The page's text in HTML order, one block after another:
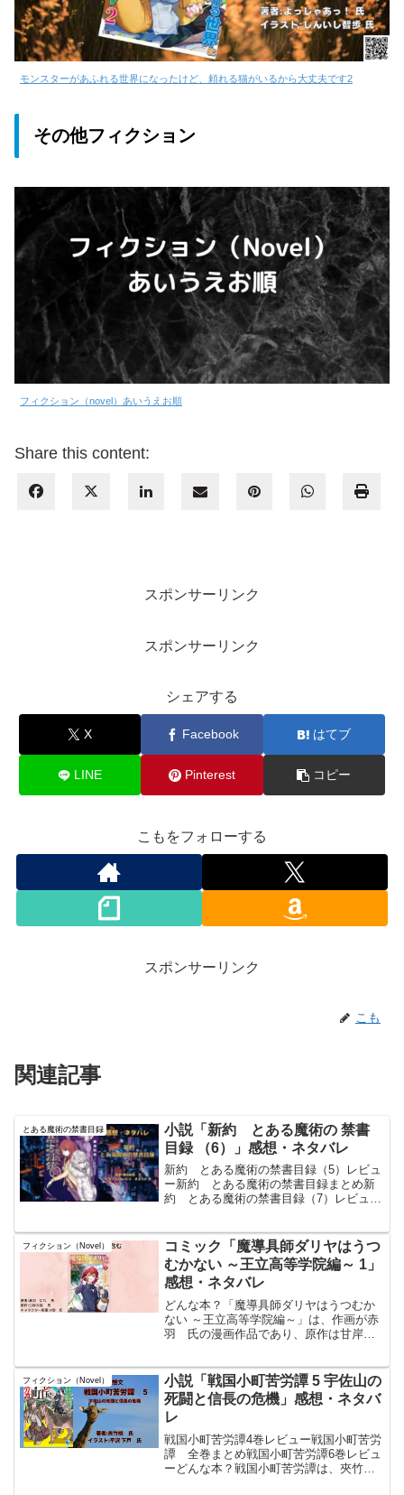
モンスターがあふれる世界になったけど、頼れる猫がいるから大丈夫です2
その他フィクション
フィクション（novel）あいうえお順
Share this content:
スポンサーリンク
スポンサーリンク
シェアする
X Facebook はてブ
LINE Pinterest コピー
こもをフォローする
スポンサーリンク
こも
関連記事
とある魔術の禁書目録
小説「新約 とある魔術の 禁書
目録 （6）」感想・ネタバレ
新約 とある魔術の禁書目録（5）レビュ
ー新約 とある魔術の禁書目録まとめ新
約 とある魔術の禁書目録（7）レビュー
いるライトノベル作品である。 学園都市
が超大規模文化祭『一...
フィクション（Novel）
コミック「魔導具師ダリヤはうつ
むかない ～王立高等学院編～ 1」
感想・ネタバレ
どんな本？「魔導具師ダリヤはうつむか
ない ～王立高等学院編～」は、作画が赤
羽 氏の漫画作品であり、原作は甘岸久
ティが、魔導具師である父と同じ道を歩
むため、王立高等学院の...
フィクション（Novel）
小説「戦国小町苦労譚 5 宇佐山の
死闘と信長の危機」感想・ネタバ
レ
戦国小町苦労譚4巻レビュー戦国小町苦労
譚 全巻まとめ戦国小町苦労譚6巻レビュ
ーどんな本？戦国小町苦労譚は、夾竹桃